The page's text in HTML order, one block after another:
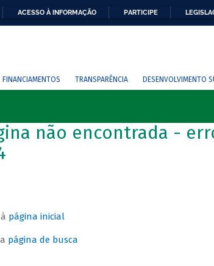
ACESSO À INFORMAÇÃO PARTICIPE
FINANCIAMENTOS TRANSPARÊNCIA DESENVOLVIMENTO
não encontrada -
página inicial
página de busca